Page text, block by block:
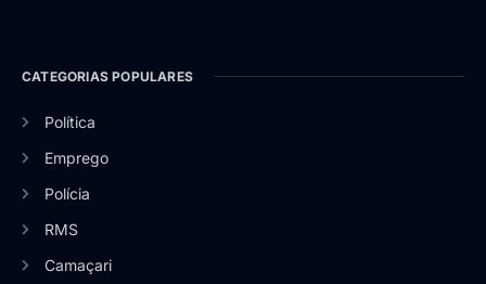
CATEGORIAS POPULARES
Política
Emprego
Polícia
RMS
Camaçari